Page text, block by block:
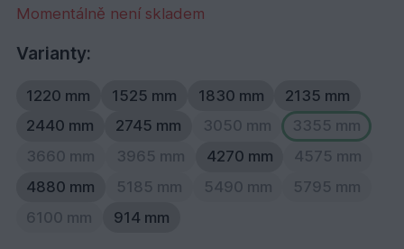
Momentálně není skladem
Varianty:
1220 mm 1525 mm 1830 mm
2135 mm
2440 mm
2745 mm 3050 mm
3355 mm
3660 mm
3965 mm 4270 mm
4575 mm
4880 mm
5185 mm 5490 mm
5795 mm
6100 mm
914 mm